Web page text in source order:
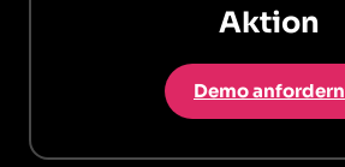
Aktion
Demo anfordern